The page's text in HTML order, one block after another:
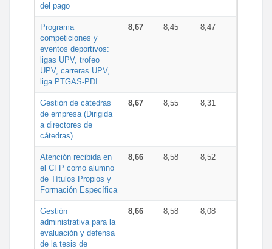
del pago
Programa
competiciones y
eventos deportivos:
ligas UPV, trofeo
UPV, carreras UPV,
liga PTGAS-PDI...
8,67 8,45 8,47
Gestión de cátedras
de empresa (Dirigida
a directores de
cátedras)
8,67 8,55 8,31
Atención recibida en
el CFP como alumno
de Títulos Propios y
Formación Específica
8,66 8,58 8,52
Gestión
administrativa para la
evaluación y defensa
de la tesis de
8,66 8,58 8,08